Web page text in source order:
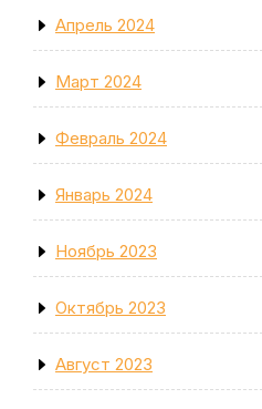
Апрель 2024
Март 2024
Февраль 2024
Январь 2024
Ноябрь 2023
Октябрь 2023
Август 2023